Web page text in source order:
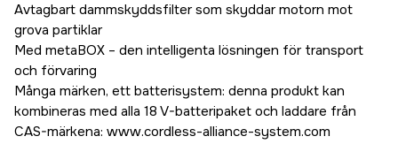
Avtagbart dammskyddsfilter som skyddar motorn mot
grova partiklar
Med metaBOX – den intelligenta lösningen för transport
och förvaring
Många märken, ett batterisystem: denna produkt kan
kombineras med alla 18 V-batteripaket och laddare från
CAS-märkena: www.cordless-alliance-system.com